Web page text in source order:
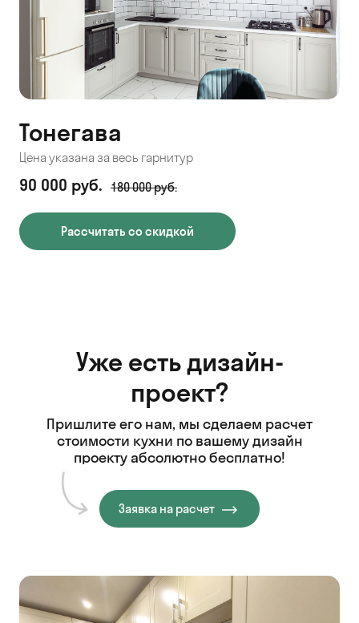
Тонегава
Цена указана за весь гарнитур
90 000 руб. 180 000 руб.
Рассчитать со скидкой
Уже есть дизайн-
проект?
Пришлите его нам, мы сделаем расчет
стоимости кухни по вашему дизайн
проекту абсолютно бесплатно!
Заявка на расчет